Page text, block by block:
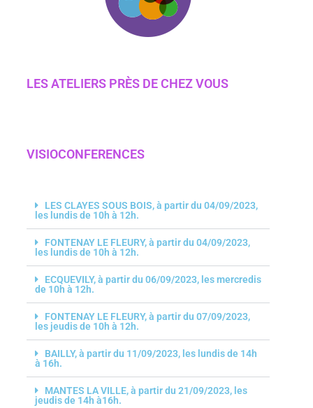
LES ATELIERS PRÈS DE CHEZ VOUS​
VISIOCONFERENCES
LES CLAYES SOUS BOIS, à partir du 04/09/2023,
les lundis de 10h à 12h.
FONTENAY LE FLEURY, à partir du 04/09/2023,
les lundis de 10h à 12h.
ECQUEVILY, à partir du 06/09/2023, les mercredis
de 10h à 12h.
FONTENAY LE FLEURY, à partir du 07/09/2023,
les jeudis de 10h à 12h.
BAILLY, à partir du 11/09/2023, les lundis de 14h
à 16h.
MANTES LA VILLE, à partir du 21/09/2023, les
jeudis de 14h à16h.